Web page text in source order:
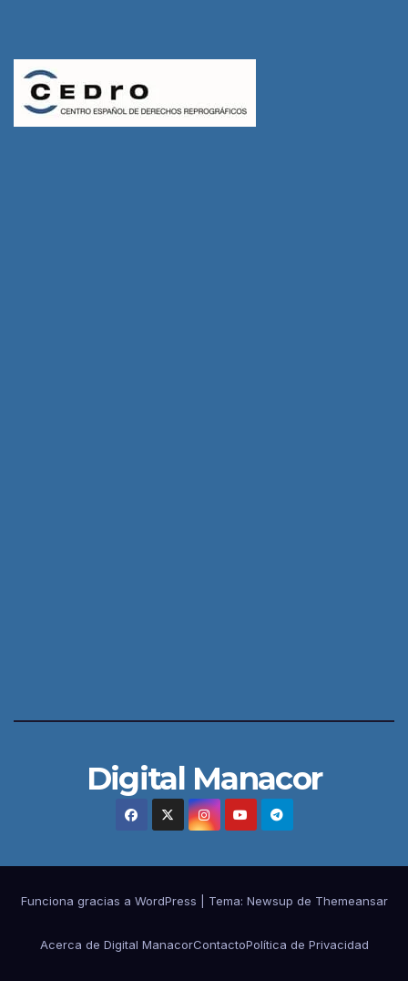
Digital Manacor
Funciona gracias a WordPress Tema: Newsup de Themeansar
Acerca de Digital ManacorContactoPolítica de Privacidad